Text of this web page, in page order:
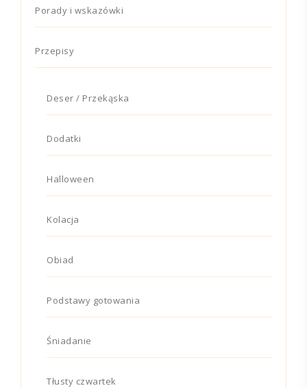
Porady i wskazówki
Przepisy
Deser / Przekąska
Dodatki
Halloween
Kolacja
Obiad
Podstawy gotowania
Śniadanie
Tłusty czwartek